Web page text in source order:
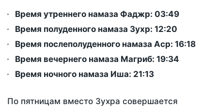
Время утреннего намаза Фаджр: 03:49
Время полуденного намаза Зухр: 12:20
Время послеполуденного намаза Аср: 16:18
Время вечернего намаза Магриб: 19:34
Время ночного намаза Иша: 21:13
По пятницам вместо Зухра совершается